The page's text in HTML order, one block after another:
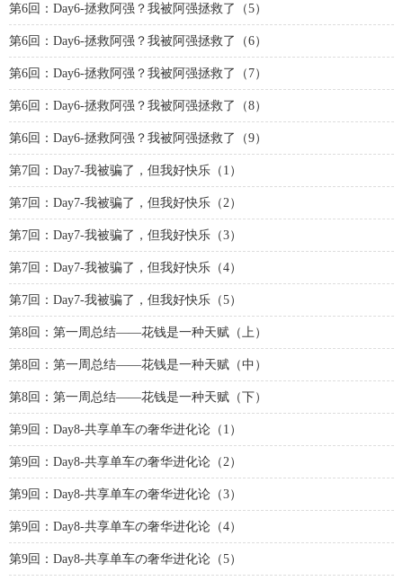
第6回：Day6-拯救阿强？我被阿强拯救了（5）
第6回：Day6-拯救阿强？我被阿强拯救了（6）
第6回：Day6-拯救阿强？我被阿强拯救了（7）
第6回：Day6-拯救阿强？我被阿强拯救了（8）
第6回：Day6-拯救阿强？我被阿强拯救了（9）
第7回：Day7-我被骗了，但我好快乐（1）
第7回：Day7-我被骗了，但我好快乐（2）
第7回：Day7-我被骗了，但我好快乐（3）
第7回：Day7-我被骗了，但我好快乐（4）
第7回：Day7-我被骗了，但我好快乐（5）
第8回：第一周总结——花钱是一种天赋（上）
第8回：第一周总结——花钱是一种天赋（中）
第8回：第一周总结——花钱是一种天赋（下）
第9回：Day8-共享单车の奢华进化论（1）
第9回：Day8-共享单车の奢华进化论（2）
第9回：Day8-共享单车の奢华进化论（3）
第9回：Day8-共享单车の奢华进化论（4）
第9回：Day8-共享单车の奢华进化论（5）